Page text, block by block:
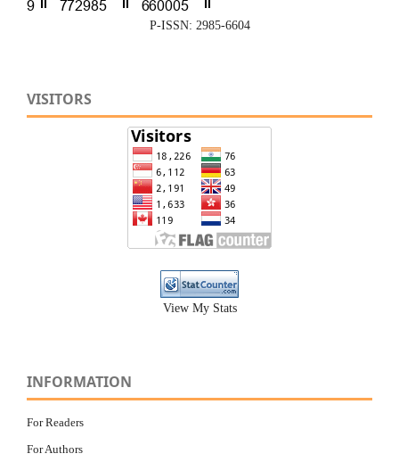
P-ISSN: 2985-6604
VISITORS
View My Stats
INFORMATION
For Readers
For Authors